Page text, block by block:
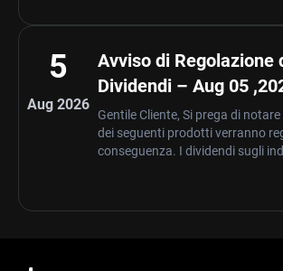
5
Aug 2026
Avviso di Regolazione
Dividendi – Aug 05
Gentile Cliente, Si prega di
dei seguenti prodotti verranno
conseguenza. I dividendi sugli